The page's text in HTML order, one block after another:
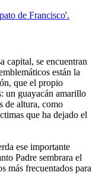
de Francisco'.
capital, se encuentran
están la
que el propio
un guayacán amarillo
de altura, como
que ha dejado el
ese importante
Padre sembrara el
más frecuentados para